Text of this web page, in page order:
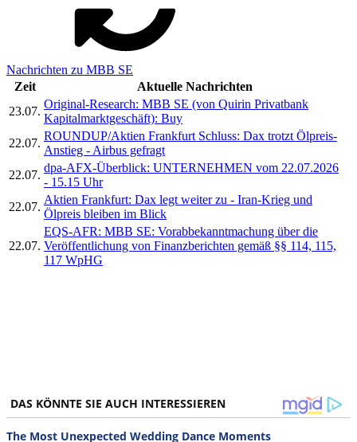
Nachrichten zu MBB SE
Zeit
Aktuelle Nachrichten
23.07.
Original-Research: MBB SE (von Quirin Privatbank
Kapitalmarktgeschäft): Buy
22.07.
ROUNDUP/Aktien Frankfurt Schluss: Dax trotzt Ölpreis-
Anstieg - Airbus gefragt
22.07.
dpa-AFX-Überblick: UNTERNEHMEN vom 22.07.2026
- 15.15 Uhr
22.07.
Aktien Frankfurt: Dax legt weiter zu - Iran-Krieg und
Ölpreis bleiben im Blick
22.07.
EQS-AFR: MBB SE: Vorabbekanntmachung über die
Veröffentlichung von Finanzberichten gemäß §§ 114, 115,
117 WpHG